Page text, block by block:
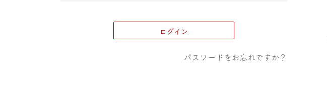
須
)
ログイン
パスワードをお忘れですか？